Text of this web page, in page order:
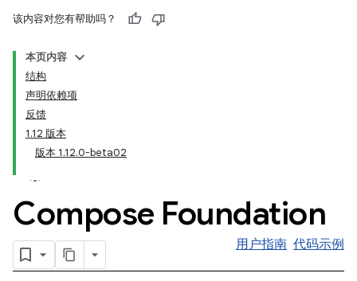
该内容对您有帮助吗？
本页内容
结构
声明依赖项
反馈
1.12 版本
版本 1.12.0-beta02
Compose Foundation
用户指南 代码示例